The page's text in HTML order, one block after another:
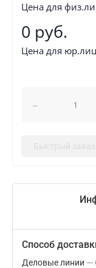
Цена для
0 руб.
Цена для
Способ
Деловые линии